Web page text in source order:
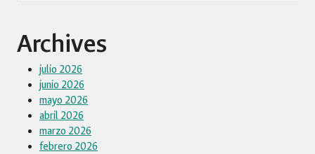
Archives
julio 2026
junio 2026
mayo 2026
abril 2026
marzo 2026
febrero 2026